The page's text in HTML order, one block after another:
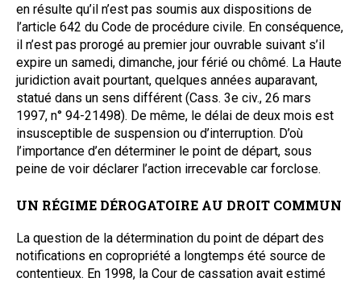
en résulte qu’il n’est pas soumis aux dispositions de
l’article 642 du Code de procédure civile. En conséquence,
il n’est pas prorogé au premier jour ouvrable suivant s’il
expire un samedi, dimanche, jour férié ou chômé. La Haute
juridiction avait pourtant, quelques années auparavant,
statué dans un sens différent (Cass. 3e civ., 26 mars
1997, n° 94-21498). De même, le délai de deux mois est
insusceptible de suspension ou d’interruption. D’où
l’importance d’en déterminer le point de départ, sous
peine de voir déclarer l’action irrecevable car forclose.
UN RÉGIME DÉROGATOIRE AU DROIT COMMUN
La question de la détermination du point de départ des
notifications en copropriété a longtemps été source de
contentieux. En 1998, la Cour de cassation avait estimé